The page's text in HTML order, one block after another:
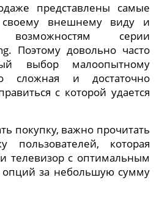
представлены самые
своему внешнему виду и
возможностям серии
Поэтому довольно часто
выбор малоопытному
сложная и достаточно
с которой удается
покупку, важно прочитать
пользователей, которая
телевизор с оптимальным
за небольшую сумму